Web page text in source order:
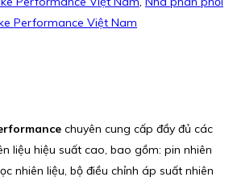
Performance Việt Nam
chuyên cung cấp đầy đủ các
liệu hiệu suất cao, bao gồm: pin nhiên
nhiên liệu, bộ điều chỉnh áp suất nhiên